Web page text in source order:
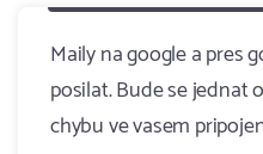
Maily na google a pres
posilat. Bude se jednat
chybu ve vasem